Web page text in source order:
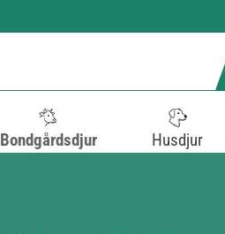
Bondgårdsdjur Husdjur